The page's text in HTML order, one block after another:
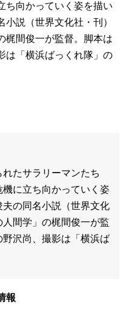
ち向かっていく姿を描い
説（世界文化社・刊）
梶間俊一が監督。脚本は
は「横浜ばっくれ隊」の
たサラリーマンたち
に立ち向かっていく姿
の同名小説（世界文化
間学」の梶間俊一が監
沢尚、撮影は「横浜ば
報